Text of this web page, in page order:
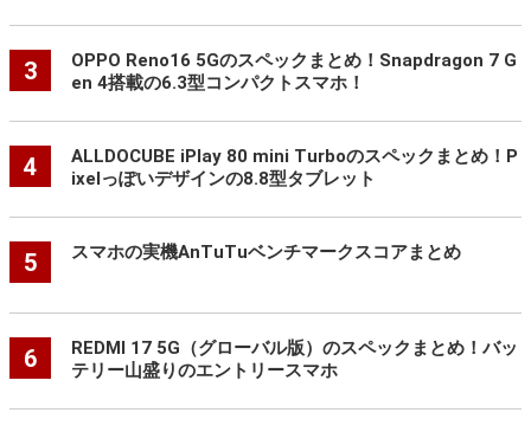
3
OPPO Reno16 5Gのスペックまとめ！Snapdragon 7 G
en 4搭載の6.3型コンパクトスマホ！
4
ALLDOCUBE iPlay 80 mini Turboのスペックまとめ！P
ixelっぽいデザインの8.8型タブレット
5 スマホの実機AnTuTuベンチマークスコアまとめ
6
REDMI 17 5G（グローバル版）のスペックまとめ！バッ
テリー山盛りのエントリースマホ